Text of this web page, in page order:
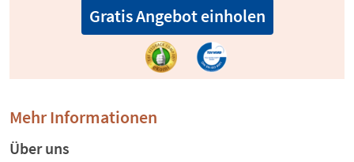
Gratis Angebot einholen
Mehr Informationen
Über uns